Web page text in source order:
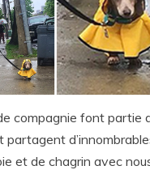
compagnie font partie
partagent
et de chagrin avec